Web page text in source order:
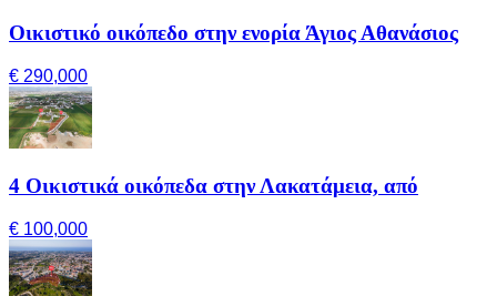
Οικιστικό οικόπεδο στην ενορία Άγιος Αθανάσιος
€ 290,000
4 Οικιστικά οικόπεδα στην Λακατάμεια, από
€ 100,000